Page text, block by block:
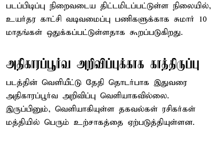
படப்பிடிப்பு நிறைவடைய திட்டமிடப்பட்டுள்ள நிலையில்,
உயர்தர காட்சி வடிவமைப்பு பணிகளுக்காக சுமார் 10
மாதங்கள் ஒதுக்கப்பட்டுள்ளதாக கூறப்படுகிறது.
அதிகாரப்பூர்வ அறிவிப்புக்காக காத்திருப்பு
படத்தின் வெளியீட்டு தேதி தொடர்பாக இதுவரை
அதிகாரப்பூர்வ அறிவிப்பு வெளியாகவில்லை.
இருப்பினும், வெளியாகியுள்ள தகவல்கள் ரசிகர்கள்
மத்தியில் பெரும் உற்சாகத்தை ஏற்படுத்தியுள்ளன.